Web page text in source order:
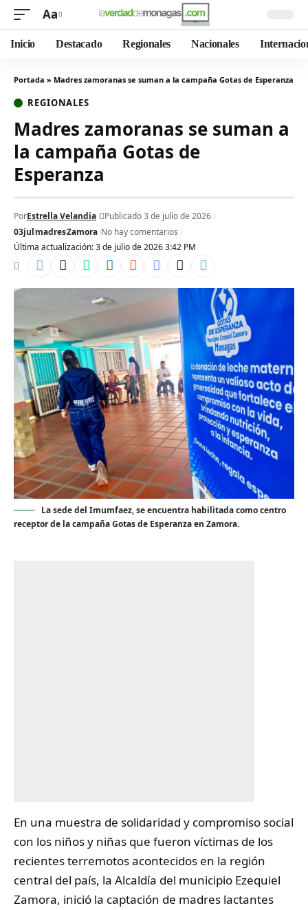
Aa
Inicio Destacado Regionales Nacionales
Portada » Madres zamoranas se suman a la campaña Gotas de Esperanza
REGIONALES
Madres zamoranas se suman a
la campaña Gotas de
Esperanza
Última actualización: 3 de julio de 2026 3:42 PM
PorEstrella Velandia
Publicado 3 de julio de 2026
03julmadresZamora No hay comentarios
La sede del Imumfaez, se encuentra habilitada como centro
receptor de la campaña Gotas de Esperanza en Zamora.
En una muestra de solidaridad y compromiso social
con los niños y niñas que fueron víctimas de los
recientes terremotos acontecidos en la región
central del país, la Alcaldía del municipio Ezequiel
Zamora, inició la captación de madres lactantes